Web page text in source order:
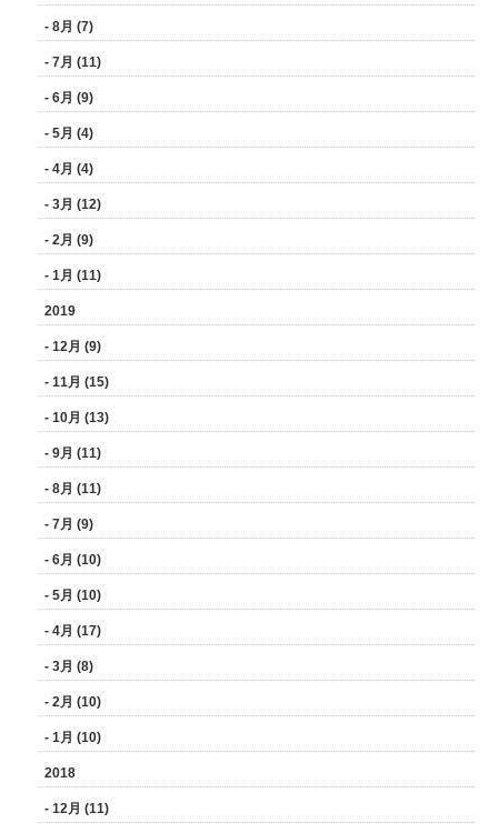
- 8月 (7)
- 7月 (11)
- 6月 (9)
- 5月 (4)
- 4月 (4)
- 3月 (12)
- 2月 (9)
- 1月 (11)
2019
- 12月 (9)
- 11月 (15)
- 10月 (13)
- 9月 (11)
- 8月 (11)
- 7月 (9)
- 6月 (10)
- 5月 (10)
- 4月 (17)
- 3月 (8)
- 2月 (10)
- 1月 (10)
2018
- 12月 (11)